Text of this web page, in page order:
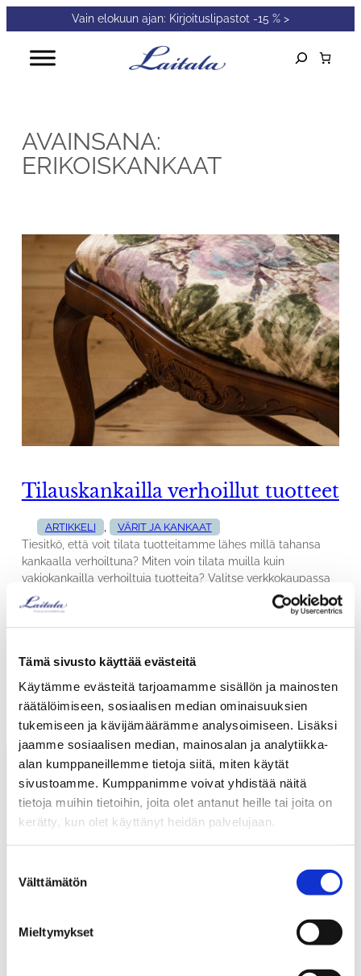
Tämä sivusto käyttää evästeitä
Käytämme evästeitä tarjoamamme sisällön ja mainosten
räätälöimiseen, sosiaalisen median ominaisuuksien
tukemiseen ja kävijämäärämme analysoimiseen. Lisäksi
jaamme sosiaalisen median, mainosalan ja analytiikka-
alan kumppaneillemme tietoja siitä, miten käytät
sivustoamme. Kumppanimme voivat yhdistää näitä
tietoja muihin tietoihin, joita olet antanut heille tai joita on
kerätty, kun olet käyttänyt heidän palvelujaan.
Katso lisätietoja käyttämistämme evästeistä
valinta
Välttämätön
Mieltymykset
Vain elokuun ajan: Kirjoituslipastot -15 % >
sisältöön
Etsi
AVAINSANA:
ERIKOISKANKAAT
Tilauskankailla verhoillut tuotteet
ARTIKKELI VÄRIT JA KANKAAT
Tiesitkö, että voit tilata tuotteitamme lähes millä tahansa
kankaalla verhoiltuna? Miten voin tilata muilla kuin
vakiokankailla verhoiltuja tuotteita? Valitse verkkokaupassa
tuotteen verhoiluksi ”Tilauskangas / oma kangas” ja lähetä
kangas tehtaallemme verhoilua varten tai ilmoita
valitsemasi kangas tilauksen tiedoissa, niin tilaamme sen
Lauritzonin tai Orient Occidentin valikoimista. Millainen
kangas…
hkt.laitala@laitala.com